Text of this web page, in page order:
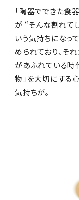
「陶器でできた食
が “そんな割れて
いう気持ちになっ
められており、そ
があふれている時
物」を大切にする
気持ちが。